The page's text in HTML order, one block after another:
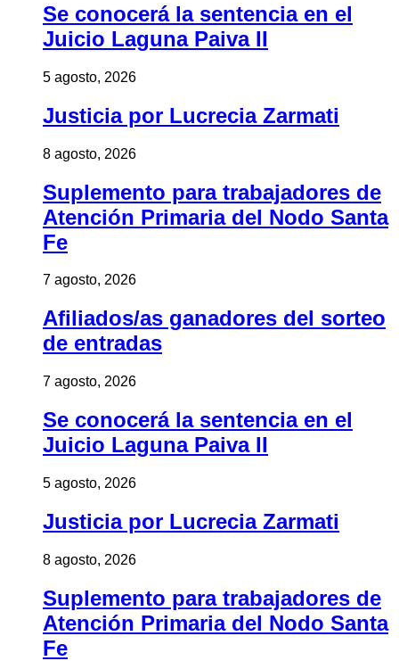
Se conocerá la sentencia en el
Juicio Laguna Paiva II
5 agosto, 2026
Justicia por Lucrecia Zarmati
8 agosto, 2026
Suplemento para trabajadores de
Atención Primaria del Nodo Santa
Fe
7 agosto, 2026
Afiliados/as ganadores del sorteo
de entradas
7 agosto, 2026
Se conocerá la sentencia en el
Juicio Laguna Paiva II
5 agosto, 2026
Justicia por Lucrecia Zarmati
8 agosto, 2026
Suplemento para trabajadores de
Atención Primaria del Nodo Santa
Fe